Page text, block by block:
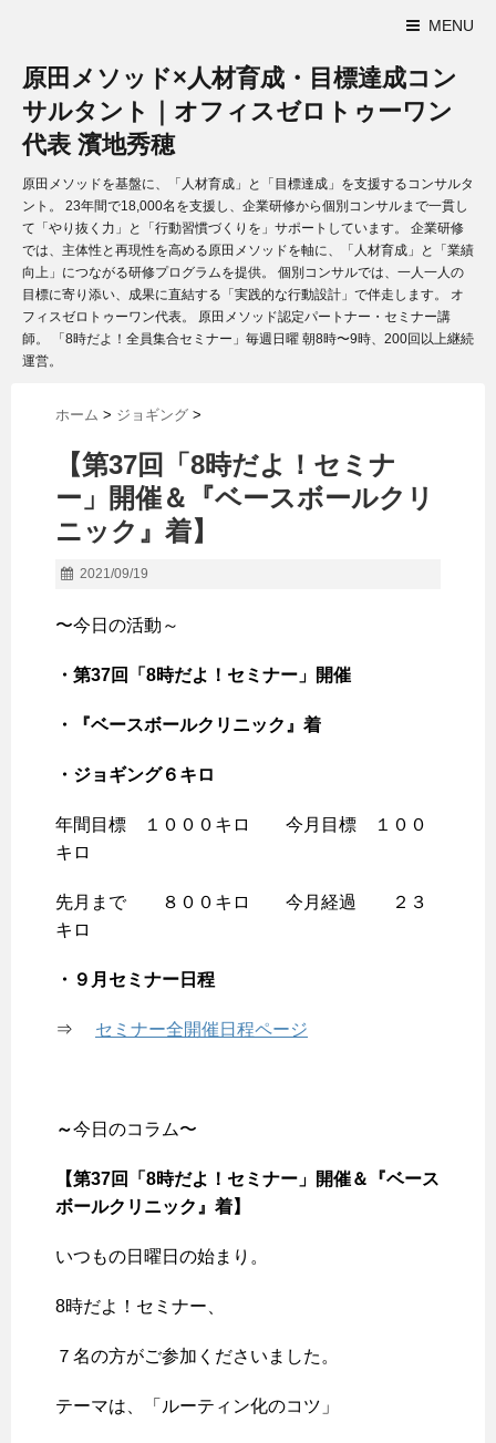
MENU
原田メソッド×人材育成・目標達成コン
サルタント｜オフィスゼロトゥーワン
代表 濱地秀穂
原田メソッドを基盤に、「人材育成」と「目標達成」を支援するコンサルタ
ント。 23年間で18,000名を支援し、企業研修から個別コンサルまで一貫し
て「やり抜く力」と「行動習慣づくりを」サポートしています。 企業研修
では、主体性と再現性を高める原田メソッドを軸に、「人材育成」と「業績
向上」につながる研修プログラムを提供。 個別コンサルでは、一人一人の
目標に寄り添い、成果に直結する「実践的な行動設計」で伴走します。 オ
フィスゼロトゥーワン代表。 原田メソッド認定パートナー・セミナー講
師。 「8時だよ！全員集合セミナー」毎週日曜 朝8時〜9時、200回以上継続
運営。
ホーム > ジョギング >
【第37回「8時だよ！セミナ
ー」開催＆『ベースボールクリ
ニック』着】
2021/09/19
〜今日の活動～
・第37回「8時だよ！セミナー」開催
・『ベースボールクリニック』着
・ジョギング６ キロ
年間目標 １０００キロ 今月目標 １００
キロ
先月まで ８００キロ 今月経過 ２３
キロ
・９月セミナー日程
⇒ セミナー全開催日程ページ
～今日のコラム〜
【第37回「8時だよ！セミナー」開催＆
『ベース
ボールクリニック』着】
いつもの日曜日の始まり。
8時だよ！セミナー、
７名の方がご参加くださいました。
テーマは、「ルーティン化のコツ」